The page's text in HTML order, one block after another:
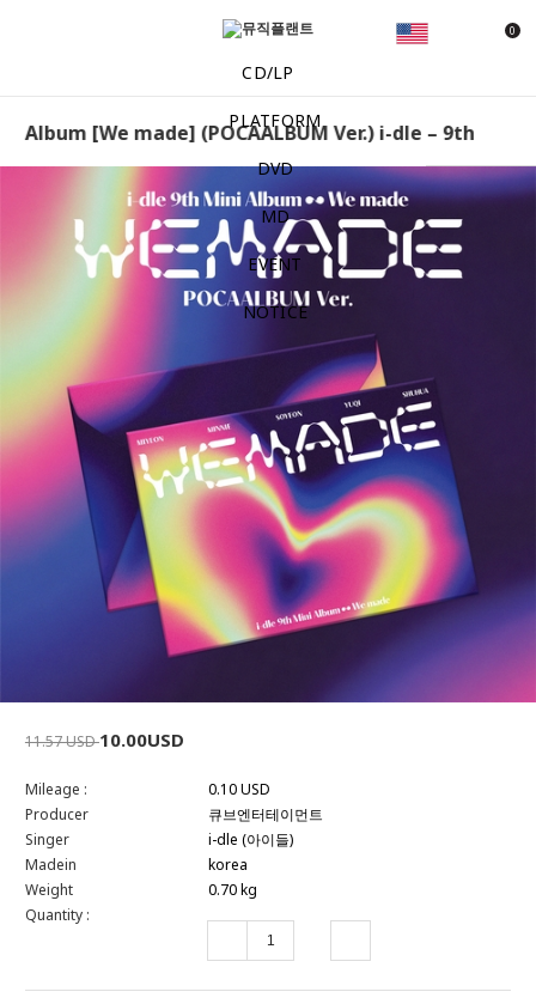
0
CD/LP
PLATFORM
DVD
MD
EVENT
NOTICE
[We made] (POCAALBUM Ver.) i-dle – 9th Mini
11.57 USD10.00USD
Mileage :
0.10 USD
Producer
큐브엔터테이먼트
Singer
i-dle (아이들)
Madein
korea
Weight
0.70 kg
Quantity :